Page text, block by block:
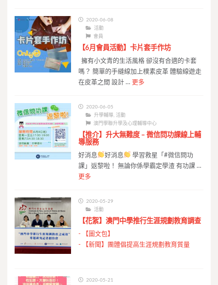
2020-06-08
活動
會員
【6月會員活動】卡片套手作坊
擁有小文青的生活風格 卻沒有合適的卡套
嗎？ 簡單的手縫線加上樸素皮革 體驗線遊走
在皮革之間 設計 … 更多
2020-06-05
升學輔導 ,活動
澳門學聯升學及心理輔導中心
【推介】升大無難度 – 微信問功課線上輔
導服務
好消息 好消息
學習救星「#微信問功
課」返黎啦！ 無論你係學霸定學渣 有功課 …
更多
2020-05-29
活動
【花絮】澳門中學推行生涯規劃教育調查
-
【圖文包】
-
【新聞】團體倡提高生涯規劃教育質量
2020-05-21